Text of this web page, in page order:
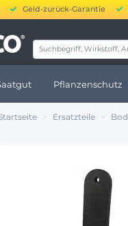
Geld-zurück-Garantie
Pflanzenschutz
Ersatzteile